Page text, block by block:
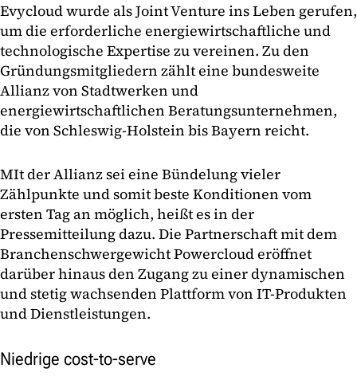
Evycloud wurde als Joint Venture ins Leben gerufen,
um die erforderliche energiewirtschaftliche und
technologische Expertise zu vereinen. Zu den
Gründungsmitgliedern zählt eine bundesweite
Allianz von Stadtwerken und
energiewirtschaftlichen Beratungsunternehmen,
die von Schleswig-Holstein bis Bayern reicht.
MIt der Allianz sei eine Bündelung vieler
Zählpunkte und somit beste Konditionen vom
ersten Tag an möglich, heißt es in der
Pressemitteilung dazu. Die Partnerschaft mit dem
Branchenschwergewicht Powercloud eröffnet
darüber hinaus den Zugang zu einer dynamischen
und stetig wachsenden Plattform von IT-Produkten
und Dienstleistungen.
Niedrige cost-to-serve